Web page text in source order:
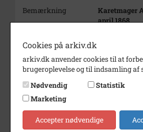
Bemærkning
Karetmager
april 1868
Og så er vi
Det er
havde en
sin
Periode
1910 - 1920
Cookies på arkiv.dk
arkiv.dk anvender cookies til at
brugeroplevelse og til indsamling af
Nødvendig
Statistik
Marketing
Accepter nødvendige